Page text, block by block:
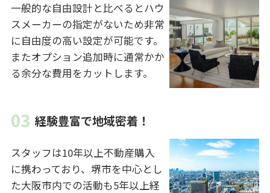
一般的な自由設計と比べるとハウ
スメーカーの指定がないため非常
に自由度の高い設定が可能です。
またオプション追加時に通常かか
る余分な費用をカットします。
経験豊富で地域密着！
スタッフは10年以上不動産購入
に携わっており、堺市を中心とし
た大阪市内での活動も5年以上経